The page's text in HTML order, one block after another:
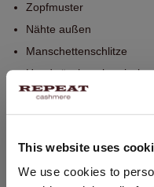
This website uses
We use cookies to
Zopfmuster
Nähte außen
Manschettenschlitze
Handwäsche,
100% Baumwolle
GRÖSSE & SCHNITT
STANDORT